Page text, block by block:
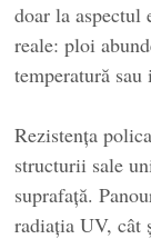
doar la
reale: ploi
temperatură
Rezistența
structurii sale
suprafață.
radiația UV, cât